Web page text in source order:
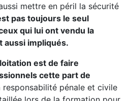
mettre en péril la sécurité
pas toujours le seul
qui lui ont vendu la
aussi impliqués.
est de faire
cette part de
responsabilité pénale et civile